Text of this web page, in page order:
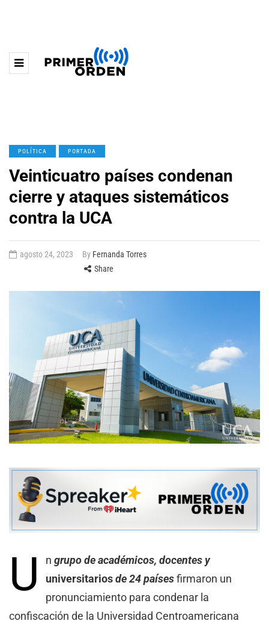
POLÍTICA PORTADA
Veinticuatro países condenan
cierre y ataques sistemáticos
contra la UCA
agosto 24, 2023 By Fernanda Torres
Share
U n grupo de académicos, docentes y
universitariosde 24 paísesfirmaron un
pronunciamiento para condenar la
confiscación de la Universidad Centroamericana